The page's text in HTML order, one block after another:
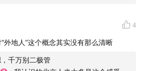
吃饭的程度)
所，可以蹭到免费的(非咖啡馆、有
用打印机)
的时令水果、点心和便宜好养的鲜花
4
外地人”这个概念其实没有那么清晰
千万别二极管